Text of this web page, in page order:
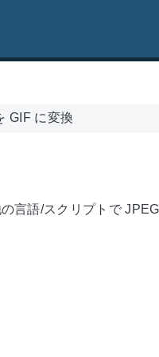
GIF に変換
言語/スクリプトで